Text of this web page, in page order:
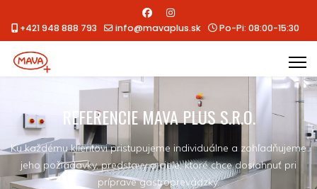
+421 948 888 793 info@mavaplus.sk Po-Pi: 08:00-15:30
REFERENCIE MAVA PLUS S.R.O.
Ku každému klientovi pristupujeme individuálne a zohľadňujeme
jeho požiadavky, predstavy a ciele, ktoré chce dosiahnuť pri
príprave gastroprevádzky.